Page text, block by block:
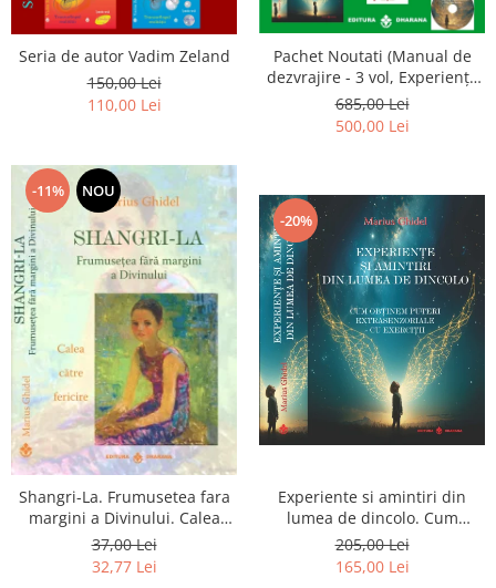
Seria de autor Vadim Zeland
150,00 Lei
110,00 Lei
Pachet Noutati (Manual de
dezvrajire - 3 vol, Experiențe
și amintiri, Rugăciunile
Luceafarului de dimineata) -
Marius Ghidel
685,00 Lei
500,00 Lei
-11% NOU
Shangri-La. Frumusetea fara
margini a Divinului. Calea
catre fericire
37,00 Lei
32,77 Lei
-20%
Experiente si amintiri din
lumea de dincolo. Cum
obtinem puteri
extrasenzoriale - cu exercitii
205,00 Lei
165,00 Lei